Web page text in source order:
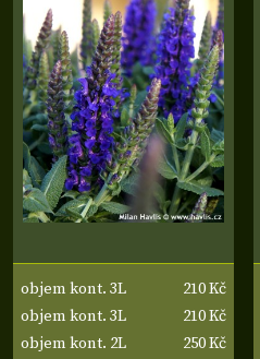
objem kont. 3L
210 Kč
objem kont. 3L
210 Kč
objem kont. 2L
250 Kč